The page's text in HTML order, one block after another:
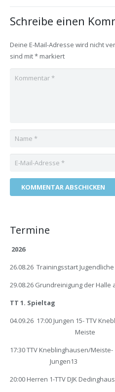
Schreibe einen
Deine E-Mail-Adresse wird nicht
sind mit*markiert
KOMMENTAR ABSCHICKEN
Termine
2026
26.08.26 Trainingsstart Jugendliche
29.08.26 Grundreinigung der Halle
TT 1. Spieltag
04.09.26 17:00 Jungen
Meiste
17:30 TTV
Jungen13
20:00 Herren 1-TTV DJK